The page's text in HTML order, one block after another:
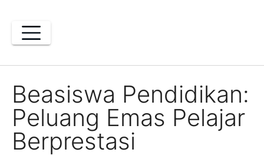
content
Beasiswa Pendidikan:
Peluang Emas Pelajar
Berprestasi